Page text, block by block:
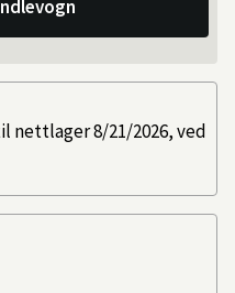
nettlager 8/21/2026, ved